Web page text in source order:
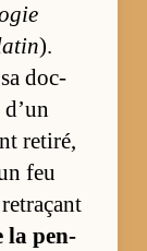
).
sa doc­
re­ti­ré,
feu
la pen­